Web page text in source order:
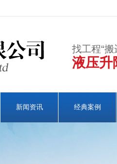
找工程“
液压升
新闻资讯 经典案例